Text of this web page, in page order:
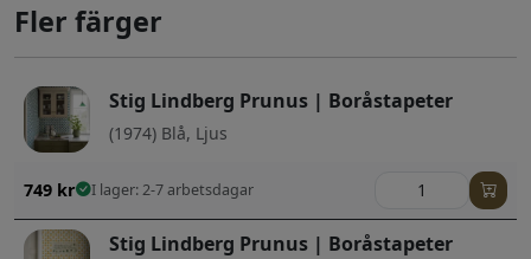
Fler färger
Stig Lindberg Prunus | Boråstapeter
(1974) Blå, Ljus
749 kr I lager: 2-7 arbetsdagar
Stig Lindberg Prunus | Boråstapeter